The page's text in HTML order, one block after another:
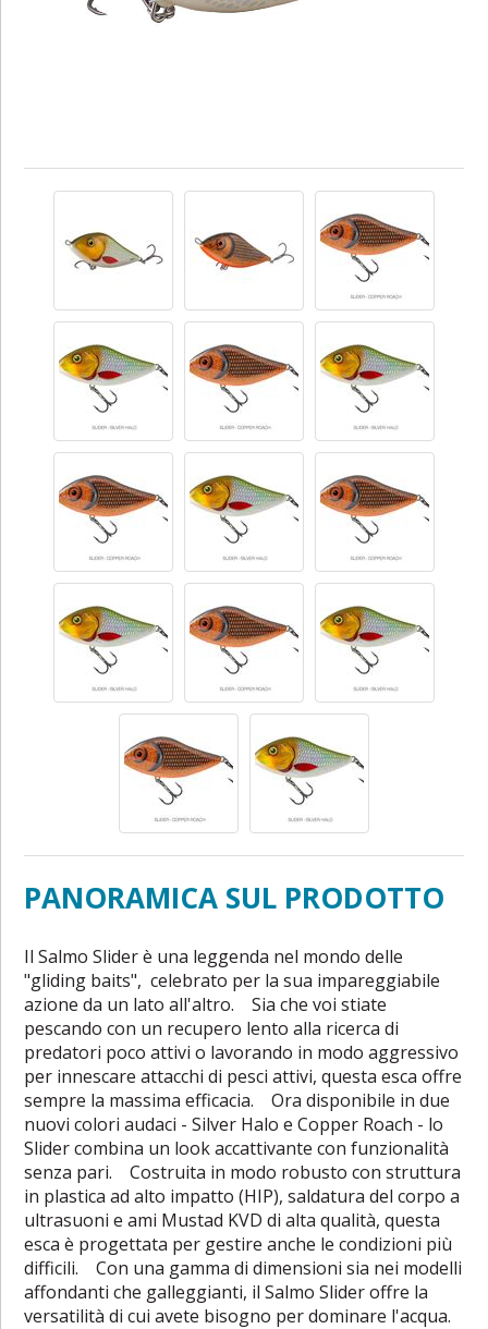
PANORAMICA SUL PRODOTTO
Il Salmo Slider è una leggenda nel mondo delle
"gliding baits", celebrato per la sua impareggiabile
azione da un lato all'altro. Sia che voi stiate
pescando con un recupero lento alla ricerca di
predatori poco attivi o lavorando in modo aggressivo
per innescare attacchi di pesci attivi, questa esca offre
sempre la massima efficacia. Ora disponibile in due
nuovi colori audaci - Silver Halo e Copper Roach - lo
Slider combina un look accattivante con funzionalità
senza pari. Costruita in modo robusto con struttura
in plastica ad alto impatto (HIP), saldatura del corpo a
ultrasuoni e ami Mustad KVD di alta qualità, questa
esca è progettata per gestire anche le condizioni più
difficili. Con una gamma di dimensioni sia nei modelli
affondanti che galleggianti, il Salmo Slider offre la
versatilità di cui avete bisogno per dominare l'acqua.